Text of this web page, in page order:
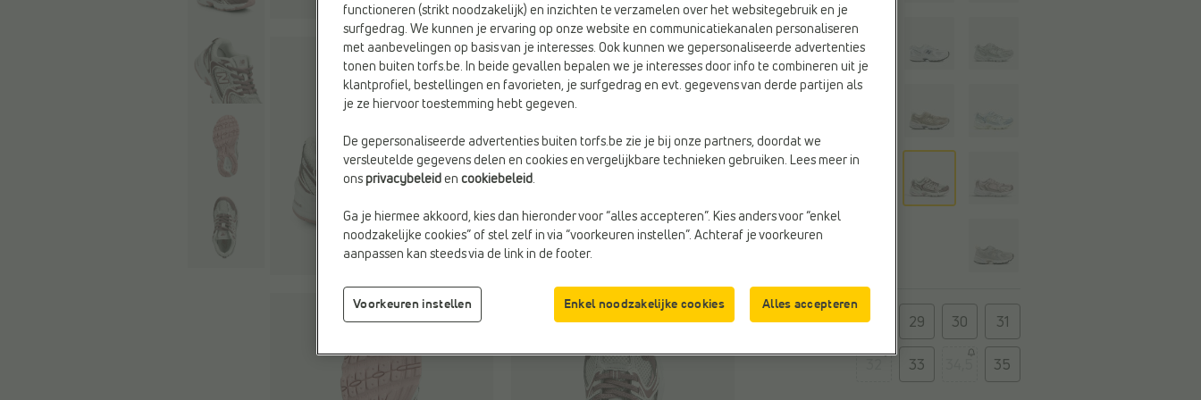
28 29 30 31
33 35
functioneren (strikt noodzakelijk) en inzichten te verzamelen over het websitegebruik en je
surfgedrag. We kunnen je ervaring op onze website en communicatiekanalen personaliseren
met aanbevelingen op basis van je interesses. Ook kunnen we gepersonaliseerde advertenties
tonen buiten torfs.be. In beide gevallen bepalen we je interesses door info te combineren uit je
klantprofiel, bestellingen en favorieten, je surfgedrag en evt. gegevens van derde partijen als
je ze hiervoor toestemming hebt gegeven.
De gepersonaliseerde advertenties buiten torfs.be zie je bij onze partners, doordat we
versleutelde gegevens delen en cookies en vergelijkbare technieken gebruiken. Lees meer in
ons privacybeleid en cookiebeleid.
Ga je hiermee akkoord, kies dan hieronder voor “alles accepteren”. Kies anders voor “enkel
noodzakelijke cookies” of stel zelf in via “voorkeuren instellen”. Achteraf je voorkeuren
aanpassen kan steeds via de link in de footer.
Voorkeuren instellen Enkel noodzakelijke cookies Alles accepteren